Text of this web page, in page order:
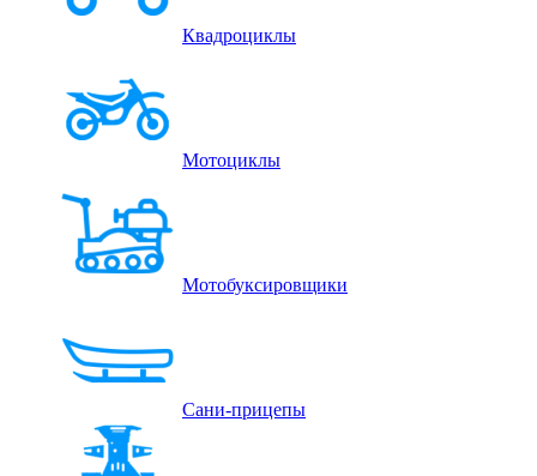
Квадроциклы
Мотоциклы
Мотобуксировщики
Сани-прицепы